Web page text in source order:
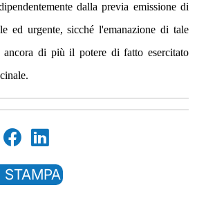
dalla previa emissione di
ed urgente, sicché l'emanazione di tale
ancora di più il potere di fatto esercitato